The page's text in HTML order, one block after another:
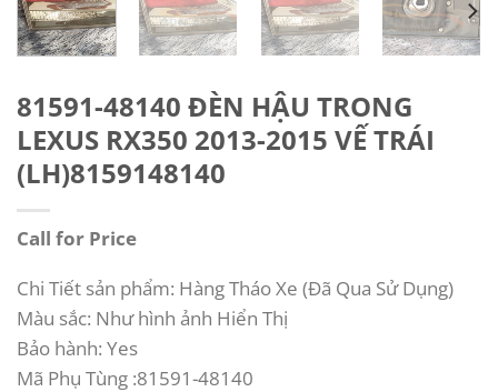
81591-48140 ĐÈN HẬU TRONG
LEXUS RX350 2013-2015 VẾ TRÁI
(LH)8159148140
Call for Price
Chi Tiết sản phẩm: Hàng Tháo Xe (Đã Qua Sử Dụng)
Màu sắc: Như hình ảnh Hiển Thị
Bảo hành: Yes
Mã Phụ Tùng :81591-48140